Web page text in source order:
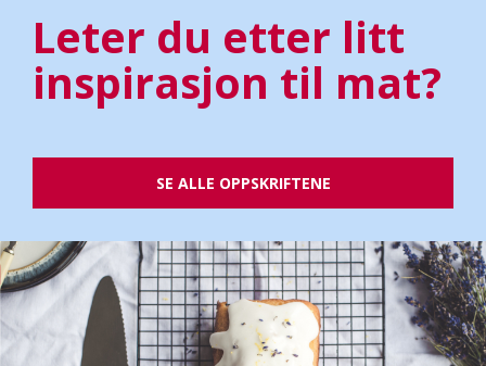
Leter du etter litt
inspirasjon til mat?
SE ALLE OPPSKRIFTENE